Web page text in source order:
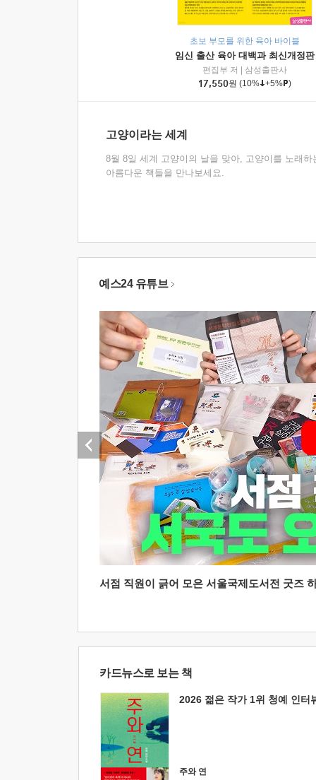
초보 부모를 위한 육아 바이블
임신 출산 육아 대백과 최신개정판
편집부 저
삼성출판사
17,550원 (10% +5% )
고양이라는 세계
8월 8일 세계 고양이의 날을 맞아, 고양이를 노래하
아름다운 책들을 만나보세요.
예스24 유튜브
서점 직원이 긁어 모은 서울국제도서전 굿즈
카드뉴스로 보는 책
2026 젊은 작가 1위 청예 인터
주와 연